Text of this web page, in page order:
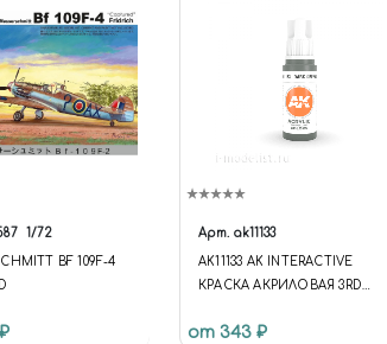
1/72
BF 109F-4
Арт. ak11133
AK11133 AK INTERACTIVE
КРАСКА АКРИЛОВАЯ 3RD
GREY 17ML / ЗЕЛЕНО-
от 343 ₽